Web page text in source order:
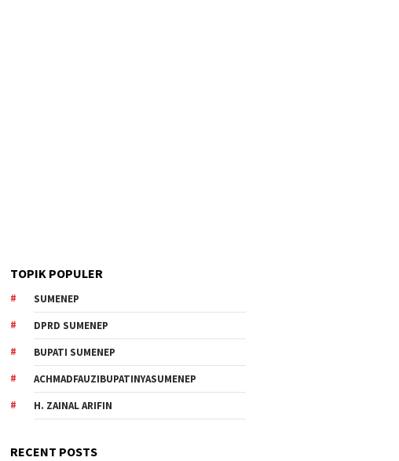
TOPIK POPULER
SUMENEP
DPRD SUMENEP
BUPATI SUMENEP
ACHMADFAUZIBUPATINYASUMENEP
H. ZAINAL ARIFIN
RECENT POSTS